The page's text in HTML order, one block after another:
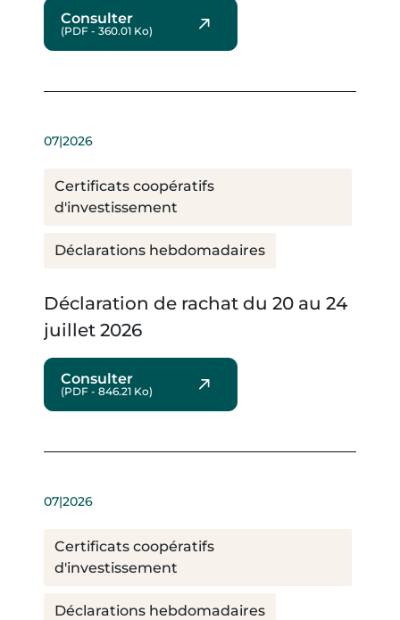
Consulter
(PDF - 360.01 Ko)
07|2026
Certificats coopératifs
d'investissement
Déclarations hebdomadaires
Déclaration de rachat du 20 au 24
juillet 2026
Consulter
(PDF - 846.21 Ko)
07|2026
Certificats coopératifs
d'investissement
Déclarations hebdomadaires